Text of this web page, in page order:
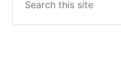
for: